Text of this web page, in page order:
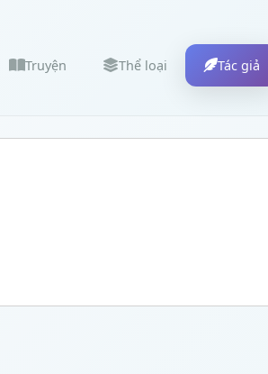
Truyện Thể loại Tác giả